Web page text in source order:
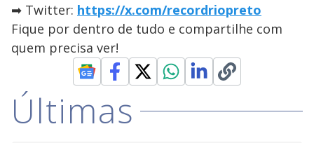
➡ Twitter: https://x.com/recordriopreto
Fique por dentro de tudo e compartilhe com
quem precisa ver!
Últimas